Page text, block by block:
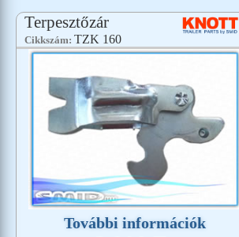
Terpesztőzár
Cikkszám: TZK 160
További információk